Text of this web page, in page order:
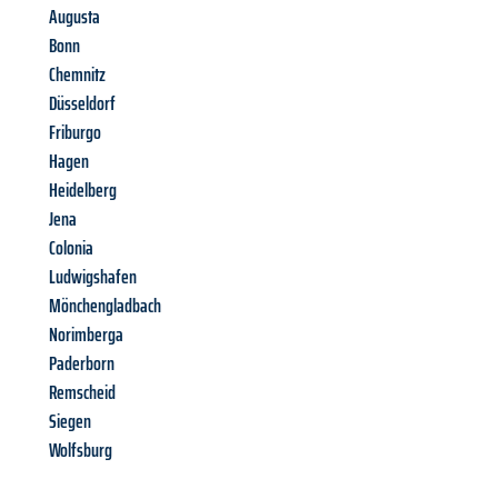
Augusta
Bonn
Chemnitz
Düsseldorf
Friburgo
Hagen
Heidelberg
Jena
Colonia
Ludwigshafen
Mönchengladbach
Norimberga
Paderborn
Remscheid
Siegen
Wolfsburg